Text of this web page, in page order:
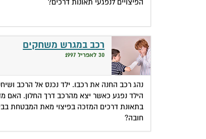
הפיצויים לנפגעי תאונות דרכים?
רכב במגרש משחקים
30 לאפריל 1997
נהג רכב החנה את רכבו. ילד נכנס אל הרכב
הילד נפגע כאשר יצא מהרכב דרך החלון. האם
בתאונת דרכים המזכה בפיצוי מאת המבטחת
חובה?